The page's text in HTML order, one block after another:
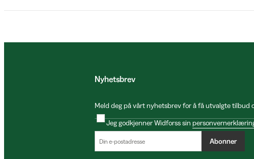
Nyhetsbrev
Meld deg på vårt nyhetsbrev for å få utvalgte tilbud
Jeg godkjenner Widforss sin
Abonner